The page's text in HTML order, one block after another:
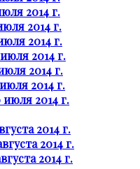
2014 г.
2014 г.
2014 г.
2014 г.
2014 г.
2014 г.
2014 г.
2014 г.
2014 г.
2014 г.